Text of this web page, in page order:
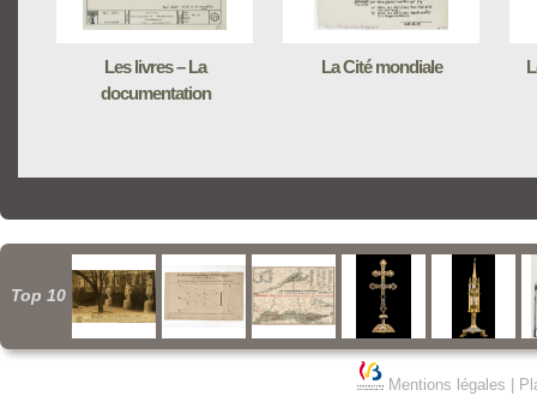
Les livres – La
documentation
La Cité mondiale
Top 10
Mentions légales